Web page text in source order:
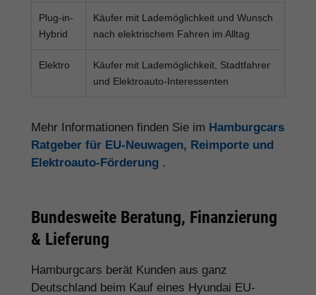
Plug-in-
Hybrid
Käufer mit Lademöglichkeit und Wunsch
nach elektrischem Fahren im Alltag
Elektro
Käufer mit Lademöglichkeit, Stadtfahrer
und Elektroauto-Interessenten
Mehr Informationen finden Sie im Hamburgcars
Ratgeber für EU-Neuwagen, Reimporte und
Elektroauto-Förderung .
Bundesweite Beratung, Finanzierung
& Lieferung
Hamburgcars berät Kunden aus ganz
Deutschland beim Kauf eines Hyundai EU-